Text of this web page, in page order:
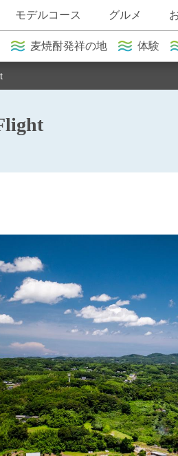
モデルコース グルメ
麦焼酎発祥の地 体験